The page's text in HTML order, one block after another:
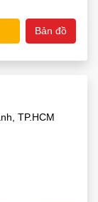
Bản đồ
TP.HCM